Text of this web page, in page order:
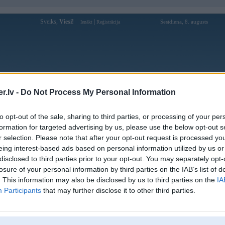
- Do Not Process My Personal Information
opt-out of the sale, sharing to third parties, or processing of your
for targeted advertising by us, please use the below opt-out
selection. Please note that after your opt-out request is processed
interest-based ads based on personal information utilized by us
to third parties prior to your opt-out. You may separately
of your personal information by third parties on the IAB’s list of
This information may also be disclosed by us to third parties on the
Participants that may further disclose it to other third parties.
Sveiks, Viesi! Ienākt Reģistrācija Sestdiena, 8. augusts
Forums Galerijas Reģistrācija Lietotāji
Lietotāja Black_russian profils
Pēdējo reizi manīts: 15. Jan 2022, 21:13
Lietotājvārds:
Black_russian
Pilsēta:
Rīga
Braucu ar:
Nodarbošanās:
MEHANIK LV
Ziņojumi forumā:
4469